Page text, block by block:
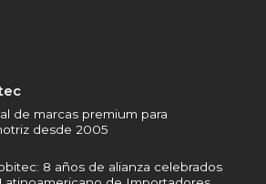
de marcas premium para
desde 2005
8 años de alianza celebrados